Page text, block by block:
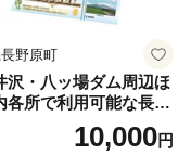
野原町
沢・八ッ場ダム周辺ほ
各所で利用可能な長野
るさと感謝券（3,000
【トラベル 観光 旅行
10,000円